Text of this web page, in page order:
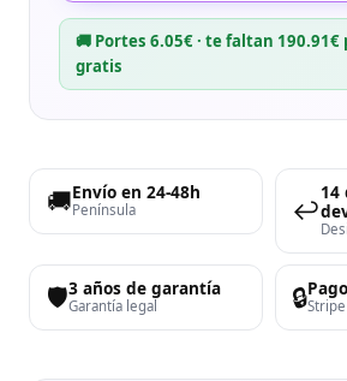
🚚 Portes 6.05€ · te faltan 190.91€
gratis
🚚Envío en 24-48h
Península ↩️
14
🛡️3 años de garantía
Garantía legal 🔒